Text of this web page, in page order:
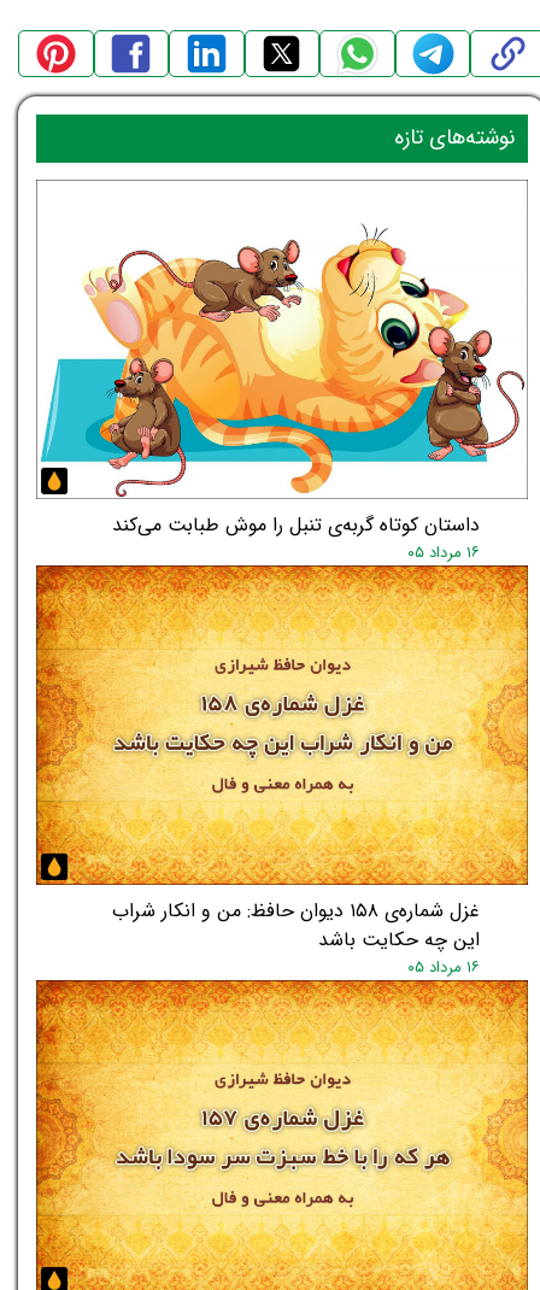
داستان کوتاه گربه‌ی تنبل را موش طبابت می‌کند
۱۶ مرداد ۰۵
غزل شماره‌ی ۱۵۸ دیوان حافظ: من و انکار شراب
این چه حکایت باشد
۱۶ مرداد ۰۵
نوشته‌های تازه